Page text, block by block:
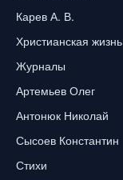
Карев А. В.
Христианская жизнь
Журналы
Артемьев Олег
Антонюк Николай
Сысоев Константин
Стихи